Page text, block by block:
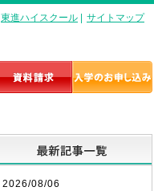
東進ハイスクール サイトマップ
2026/08/06